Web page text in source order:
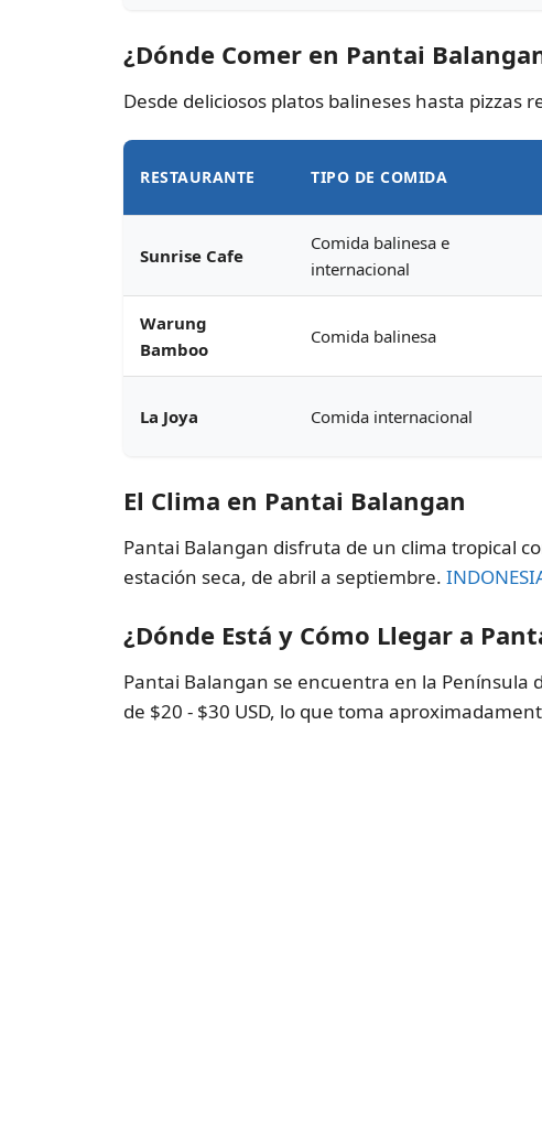
¿Dónde Comer en Pantai
Desde deliciosos platos balineses hasta
RESTAURANTE TIPO DE COMIDA
Sunrise Cafe
Comida balinesa e
internacional
Warung
Bamboo
Comida balinesa
La Joya Comida internacional
El Clima en Pantai Balangan
Pantai Balangan disfruta de un clima tropical
estación seca, de abril a septiembre.
¿Dónde Está y Cómo Llegar a
Pantai Balangan se encuentra en la Península
de $20 - $30 USD, lo que toma